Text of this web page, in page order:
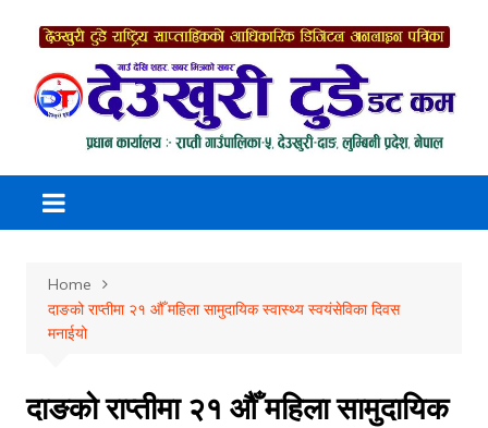
content
Home
दाङको राप्तीमा २१ औँ महिला सामुदायिक स्वास्थ्य स्वयंसेविका दिवस
मनाईयो
दाङको राप्तीमा २१ औँ महिला सामुदायिक